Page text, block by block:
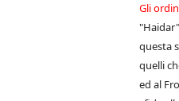
Gli
questa
quelli
ed al